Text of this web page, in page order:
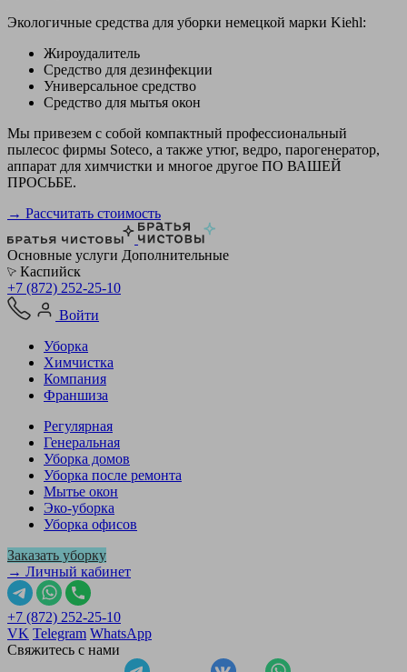
Экологичные средства для уборки немецкой марки Kiehl:
Жироудалитель
Средство для дезинфекции
Универсальное средство
Средство для мытья окон
Мы привезем с собой компактный профессиональный
пылесос фирмы Soteco, а также утюг, ведро, парогенератор,
аппарат для химчистки и многое другое ПО ВАШЕЙ
ПРОСЬБЕ.
→ Рассчитать стоимость
Основные услуги Дополнительные
Каспийск
+7 (872) 252-25-10
Войти
Уборка
Химчистка
Компания
Франшиза
Регулярная
Генеральная
Уборка домов
Уборка после ремонта
Мытье окон
Эко-уборка
Уборка офисов
Заказать уборку
→ Личный кабинет
+7 (872) 252-25-10
VK Telegram WhatsApp
Свяжитесь с нами